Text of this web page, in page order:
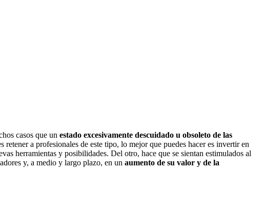
casos que un estado excesivamente descuidado u obsoleto de las
a profesionales de este tipo, lo mejor que puedes hacer es invertir en
herramientas y posibilidades. Del otro, hace que se sientan estimulados al
y, a medio y largo plazo, en un aumento de su valor y de la